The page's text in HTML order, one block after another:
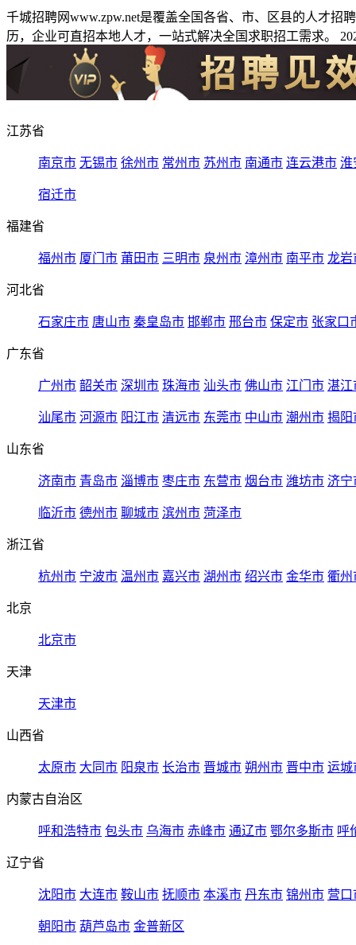
千城招聘网www.zpw.net是覆盖全国各省、市、区县的人才
历，企业可直招本地人才，一站式解决全国求职招工需求。
江苏省
南京市 无锡市 徐州市 常州市 苏州市 南通市 连云港市 淮
宿迁市
福建省
福州市 厦门市 莆田市 三明市 泉州市 漳州市 南平市 龙岩
河北省
石家庄市 唐山市 秦皇岛市 邯郸市 邢台市 保定市 张家口
广东省
广州市 韶关市 深圳市 珠海市 汕头市 佛山市 江门市 湛江
汕尾市 河源市 阳江市 清远市 东莞市 中山市 潮州市 揭阳
山东省
济南市 青岛市 淄博市 枣庄市 东营市 烟台市 潍坊市 济宁
临沂市 德州市 聊城市 滨州市 菏泽市
浙江省
杭州市 宁波市 温州市 嘉兴市 湖州市 绍兴市 金华市 衢州
北京
北京市
天津
天津市
山西省
太原市 大同市 阳泉市 长治市 晋城市 朔州市 晋中市 运城
内蒙古自治区
呼和浩特市 包头市 乌海市 赤峰市 通辽市 鄂尔多斯市 呼
辽宁省
沈阳市 大连市 鞍山市 抚顺市 本溪市 丹东市 锦州市 营口
朝阳市 葫芦岛市 金普新区